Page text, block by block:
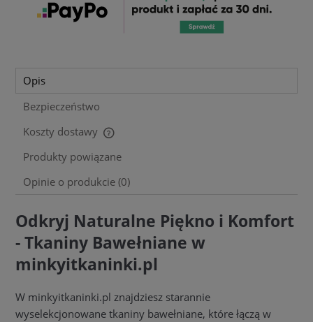
Opis
Bezpieczeństwo
Koszty dostawy
Cena nie zawiera ewentualnych kosztów płatności
Produkty powiązane
Opinie o produkcie (0)
Odkryj Naturalne Piękno i Komfort
- Tkaniny Bawełniane w
minkyitkaninki.pl
W minkyitkaninki.pl znajdziesz starannie
wyselekcjonowane tkaniny bawełniane, które łączą w